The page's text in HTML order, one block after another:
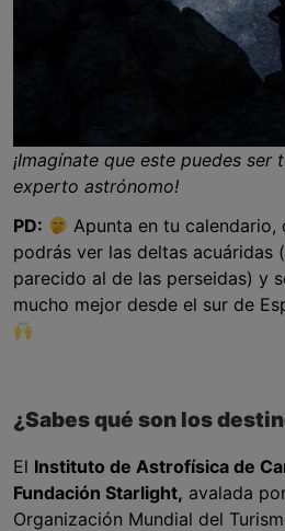
¡Imagínate que este puedes ser
experto astrónomo!
PD:
Apunta en tu calendario,
podrás ver las deltas acuáridas
parecido al de las perseidas) y
mucho mejor desde el sur de
¿Sabes qué son los
El Instituto de Astrofísica de
Fundación Starlight, avalada
Organización Mundial del